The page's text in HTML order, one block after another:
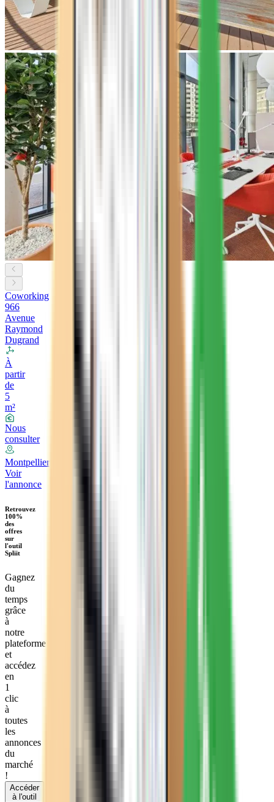
Coworking
966
Avenue
Raymond
Dugrand
À
partir
de
5
m²
Nous
consulter
Montpellier
Voir
l'annonce
Retrouvez
100%
des
offres
sur
l'outil
Spliit
Gagnez
du
temps
grâce
à
notre
plateforme
et
accédez
en
1
clic
à
toutes
les
annonces
du
marché
!
Accéder
à l'outil